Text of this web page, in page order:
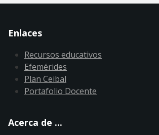
Enlaces
Recursos educativos
Efemérides
Plan Ceibal
Portafolio Docente
Acerca de ...